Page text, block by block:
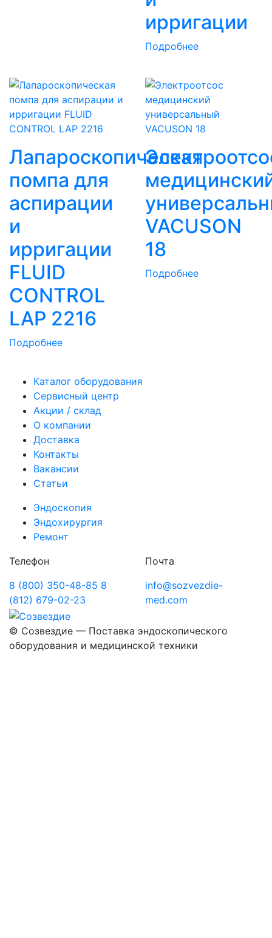
ирригации
Подробнее
Лапароскопическая
помпа для
аспирации
и
ирригации
FLUID
CONTROL
LAP 2216
Подробнее
VACUSON
18
Подробнее
Каталог оборудования
Сервисный центр
Акции / склад
О компании
Доставка
Контакты
Вакансии
Статьи
Эндоскопия
Эндохирургия
Ремонт
Телефон
8 (800) 350-48-85 8
(812) 679-02-23
Почта
info@sozvezdie-
med.com
© Созвездие — Поставка эндоскопического
оборудования и медицинской техники